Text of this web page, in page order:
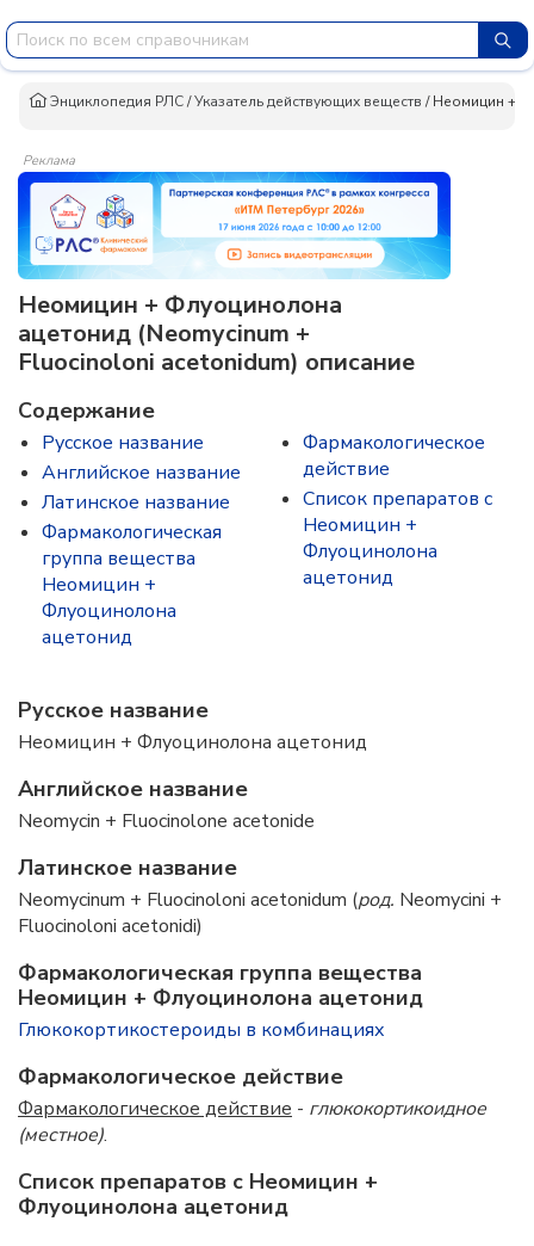
Энциклопедия РЛС/Указатель действующих веществ /Неомицин +
Реклама
Неомицин + Флуоцинолона
ацетонид (Neomycinum +
Fluocinoloni acetonidum) описание
Содержание
Русское название
Английское название
Латинское название
Фармакологическая
группа вещества
Неомицин +
Флуоцинолона
ацетонид
Фармакологическое
действие
Список препаратов с
Неомицин +
Флуоцинолона
ацетонид
Русское название
Неомицин + Флуоцинолона ацетонид
Английское название
Neomycin + Fluocinolone acetonide
Латинское название
Neomycinum + Fluocinoloni acetonidum (род. Neomycini +
Fluocinoloni acetonidi)
Фармакологическая группа вещества
Неомицин + Флуоцинолона ацетонид
Глюкокортикостероиды в комбинациях
Фармакологическое действие
Фармакологическое действие - глюкокортикоидное
(местное).
Список препаратов с Неомицин +
Флуоцинолона ацетонид